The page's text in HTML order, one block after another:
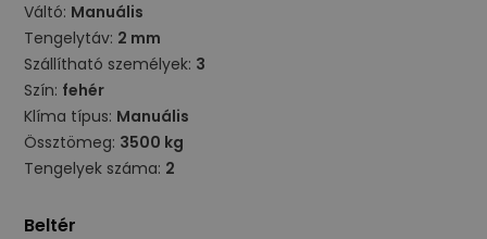
Váltó: Manuális
Tengelytáv: 2 mm
Szállítható személyek: 3
Szín: fehér
Klíma típus: Manuális
Össztömeg: 3500 kg
Tengelyek száma: 2
Beltér